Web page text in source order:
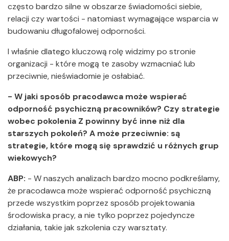
często bardzo silne w obszarze świadomości siebie,
relacji czy wartości - natomiast wymagające wsparcia w
budowaniu długofalowej odporności.
I właśnie dlatego kluczową rolę widzimy po stronie
organizacji - które mogą te zasoby wzmacniać lub
przeciwnie, nieświadomie je osłabiać.
- W jaki sposób pracodawca może wspierać
odporność psychiczną pracowników? Czy strategie
wobec pokolenia Z powinny być inne niż dla
starszych pokoleń? A może przeciwnie: są
strategie, które mogą się sprawdzić u różnych grup
wiekowych?
ABP: - W naszych analizach bardzo mocno podkreślamy,
że pracodawca może wspierać odporność psychiczną
przede wszystkim poprzez sposób projektowania
środowiska pracy, a nie tylko poprzez pojedyncze
działania, takie jak szkolenia czy warsztaty.